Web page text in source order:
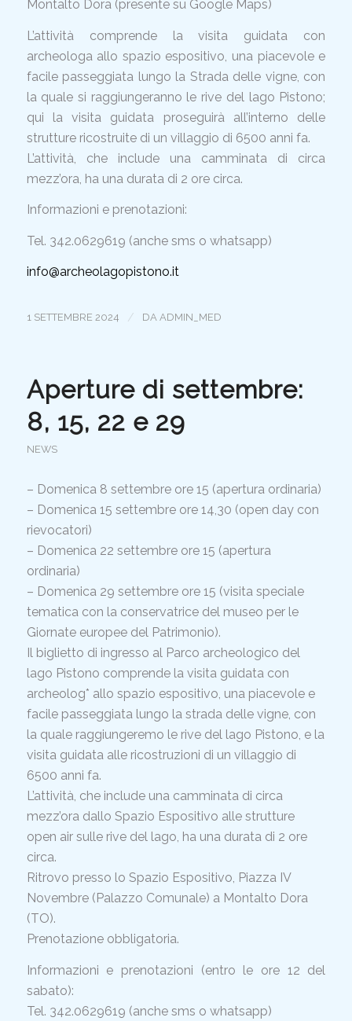
Montalto Dora (presente su Google Maps)
L’attività comprende la visita guidata con
archeologa allo spazio espositivo, una piacevole e
facile passeggiata lungo la Strada delle vigne, con
la quale si raggiungeranno le rive del lago Pistono;
qui la visita guidata proseguirà all’interno delle
strutture ricostruite di un villaggio di 6500 anni fa.
L’attività, che include una camminata di circa
mezz’ora, ha una durata di 2 ore circa.
Informazioni e prenotazioni:
Tel. 342.0629619 (anche sms o whatsapp)
info@archeolagopistono.it
1 SETTEMBRE 2024 / DA ADMIN_MED
Aperture di settembre:
8, 15, 22 e 29
NEWS
– Domenica 8 settembre ore 15 (apertura ordinaria)
– Domenica 15 settembre ore 14,30 (open day con
rievocatori)
– Domenica 22 settembre ore 15 (apertura
ordinaria)
– Domenica 29 settembre ore 15 (visita speciale
tematica con la conservatrice del museo per le
Giornate europee del Patrimonio).
Il biglietto di ingresso al Parco archeologico del
lago Pistono comprende la visita guidata con
archeolog* allo spazio espositivo, una piacevole e
facile passeggiata lungo la strada delle vigne, con
la quale raggiungeremo le rive del lago Pistono, e la
visita guidata alle ricostruzioni di un villaggio di
6500 anni fa.
L’attività, che include una camminata di circa
mezz’ora dallo Spazio Espositivo alle strutture
open air sulle rive del lago, ha una durata di 2 ore
circa.
Ritrovo presso lo Spazio Espositivo, Piazza IV
Novembre (Palazzo Comunale) a Montalto Dora
(TO).
Prenotazione obbligatoria.
Informazioni e prenotazioni (entro le ore 12 del
sabato):
Tel. 342.0629619 (anche sms o whatsapp)